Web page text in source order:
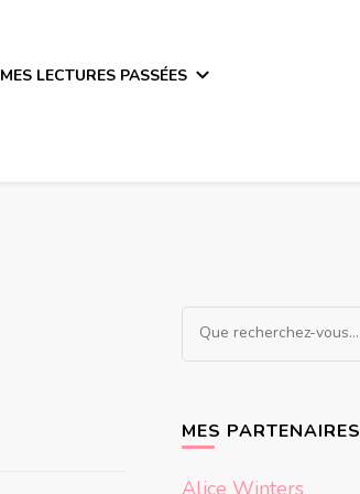
MES LECTURES PASSÉES
Vous
recherchiez
MES PARTENAIRES